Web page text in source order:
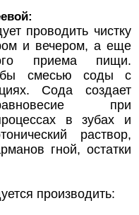
проводить чистку
и вечером, а еще
приема пищи.
смесью соды с
Сода создает
при
в зубах и
раствор,
гной, остатки
производить: